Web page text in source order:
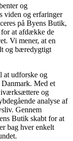
og
viden og erfaringer
på Byens Butik,
for at afdække de
Vi mener, at en
og bæredygtigt
at udforske og
Med et
iværksættere og
analyse af
Gennem
Butik skabt for at
bag hver enkelt